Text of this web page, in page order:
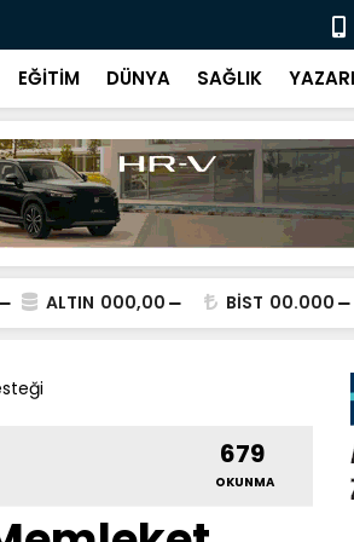
Isparta'da
EĞİTİM DÜNYA SAĞLIK
ALTIN 000,00 BİST 00.000
679
OKUNMA